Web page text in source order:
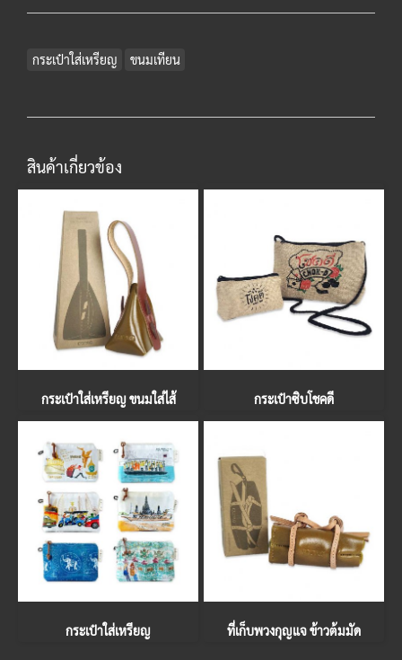
กระเป๋าใส่เหรียญ ขนมเทียน
สินค้าเกี่ยวข้อง
กระเป๋าใส่เหรียญ ขนมใส่ไส้ กระเป๋าซิบโชคดี
กระเป๋าใส่เหรียญ ที่เก็บพวงกุญแจ ข้าวต้มมัด